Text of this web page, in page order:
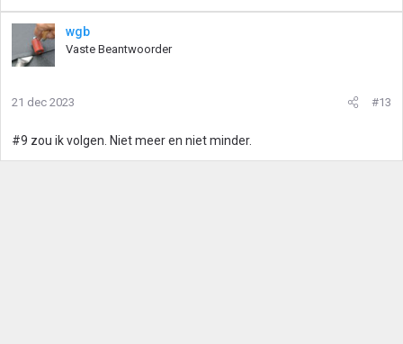
wgb
Vaste Beantwoorder
21 dec 2023 #13
#9 zou ik volgen. Niet meer en niet minder.